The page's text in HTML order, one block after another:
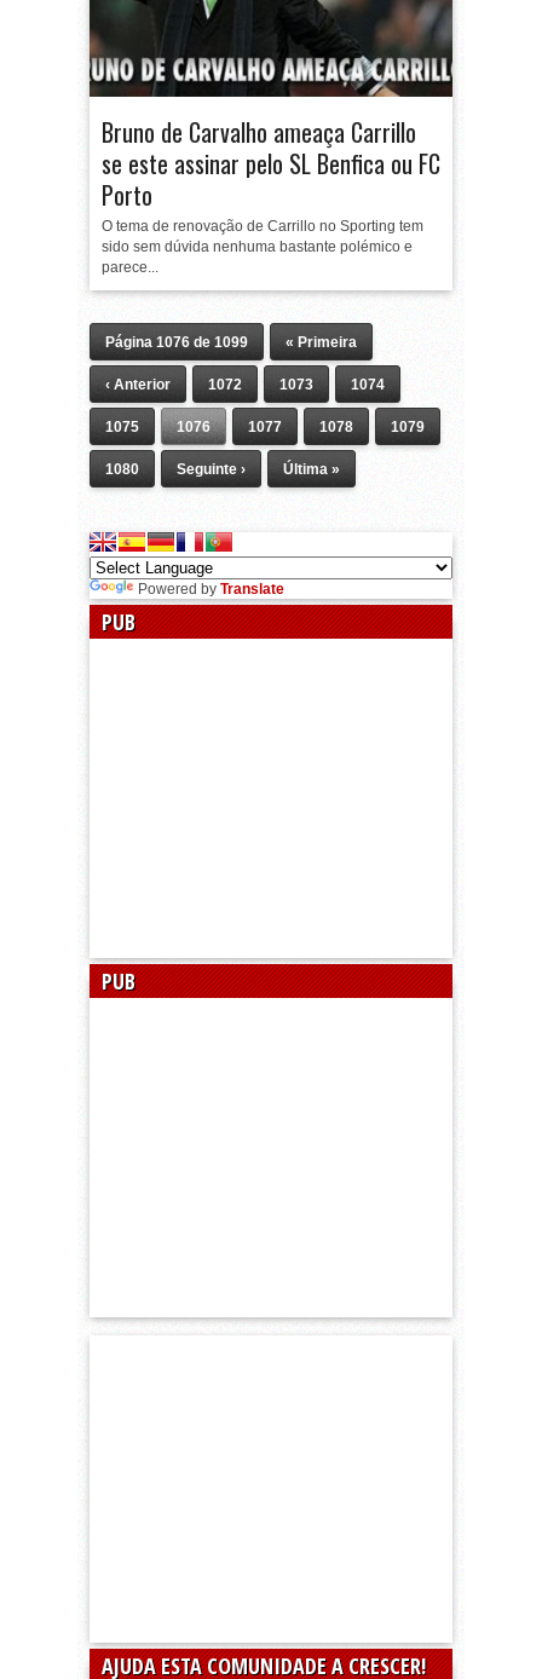
Bruno de Carvalho ameaça Carrillo
se este assinar pelo SL Benfica ou FC
Porto
O tema de renovação de Carrillo no Sporting tem
sido sem dúvida nenhuma bastante polémico e
parece...
Página 1076 de 1099 « Primeira
‹ Anterior 1072 1073 1074
1075 1076 1077 1078 1079
1080 Seguinte › Última »
Powered by Translate
PUB
PUB
AJUDA ESTA COMUNIDADE A CRESCER!